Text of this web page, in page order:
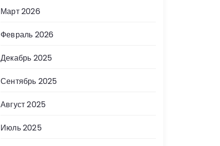
Март 2026
Февраль 2026
Декабрь 2025
Сентябрь 2025
Август 2025
Июль 2025